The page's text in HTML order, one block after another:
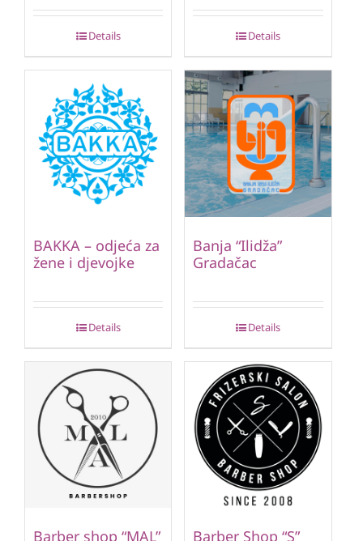
Details Details
BAKKA – odjeća za
žene i djevojke
Details
Banja “Ilidža”
Gradačac
Details
Barber shop “MAL” Barber Shop “S”